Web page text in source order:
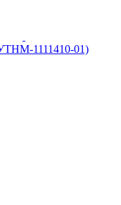
1111410-01)